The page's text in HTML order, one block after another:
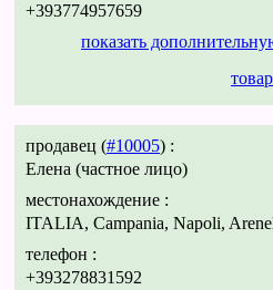
+393774957659
показать
продавец (#10005) :
Елена (частное лицо)
местонахождение :
ITALIA, Campania, Napoli,
телефон :
+393278831592